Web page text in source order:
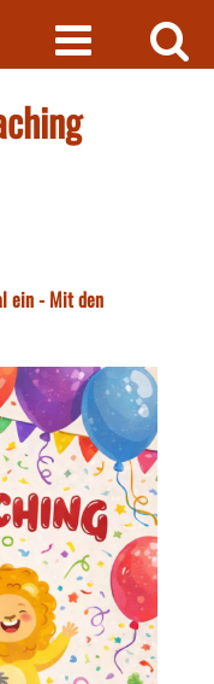
ein - Mit den